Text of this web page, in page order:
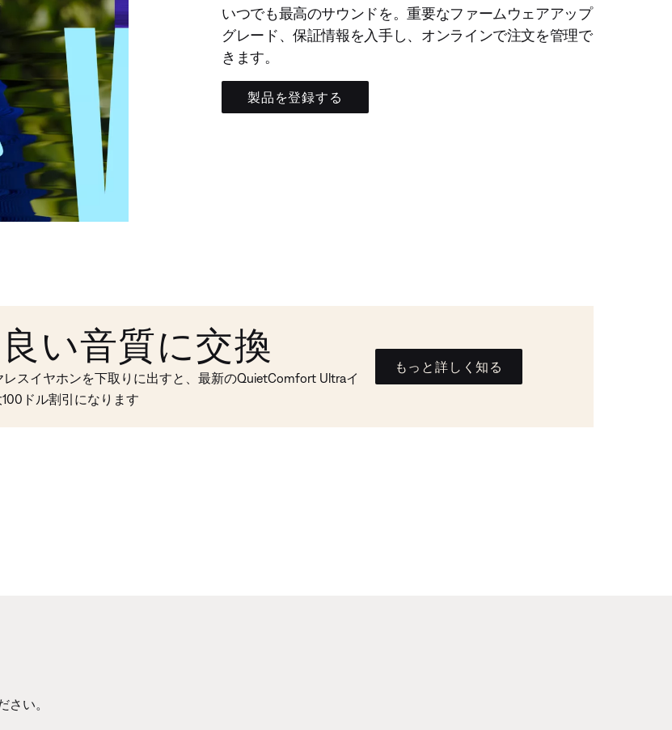
いつでも最高のサウンドを。重要なファームウェアアップ
グレード、保証情報を入手し、オンラインで注文を管理で
きます。
製品を登録する
い音質に交換
レスイヤホンを下取りに出すと、最新のQuietComfort Ultraイ
ドル割引になります
もっと詳しく知る
さい。